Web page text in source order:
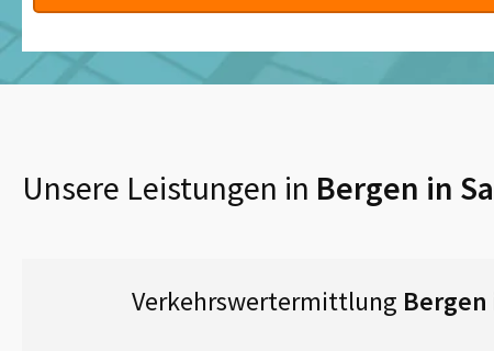
Unsere Leistungen in Bergen in
Verkehrswertermittlung Bergen